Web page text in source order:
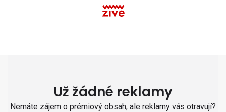
Už žádné reklamy
Nemáte zájem o prémiový obsah, ale reklamy vás otravují?